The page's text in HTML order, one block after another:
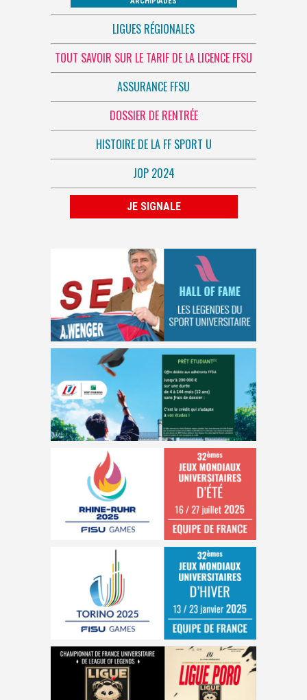
LIGUES RÉGIONALES
TOUT SAVOIR SUR LE TARIF DE LA LICENCE FFSU
ASSURANCE FFSU
DOSSIER DE RENTRÉE
HISTOIRE DE LA FF SPORT U
JOP 2024
JE SIGNALE